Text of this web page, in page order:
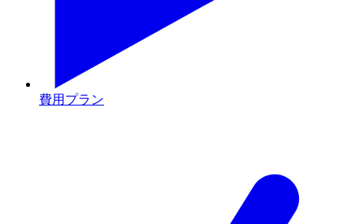
費用プラン